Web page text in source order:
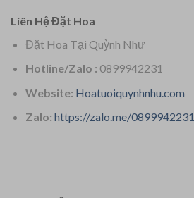
Liên Hệ Đặt Hoa
Đặt Hoa Tại Quỳnh Như
Hotline/Zalo : 0899942231
Website: Hoatuoiquynhnhu.com
Zalo: https://zalo.me/0899942231